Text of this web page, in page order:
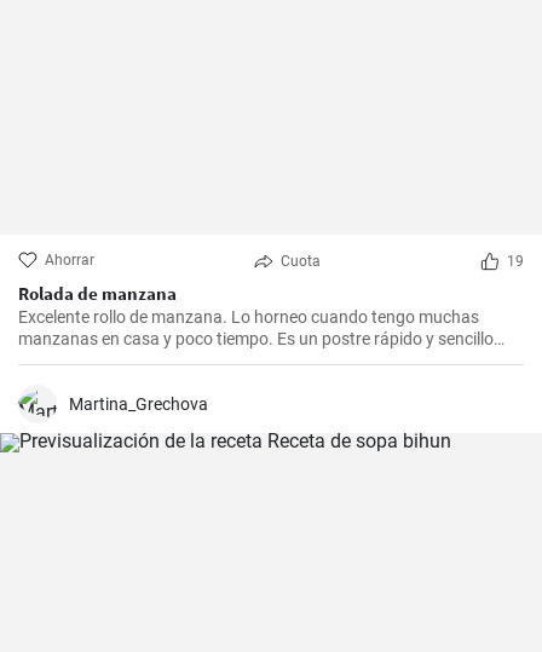
Ahorrar Cuota 19
Rolada de manzana
Excelente rollo de manzana. Lo horneo cuando tengo muchas
manzanas en casa y poco tiempo. Es un postre rápido y sencillo
que siempre agrada.
Martina_Grechova